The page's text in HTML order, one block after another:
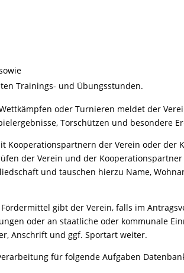
Trainings- und Übungsstunden.
oder Turnieren meldet der
Torschützen und besondere
Kooperationspartnern der Verein oder
der Verein und der
und tauschen hierzu Name,
gibt der Verein, falls im
oder an staatliche oder kommunale
Anschrift und ggf. Sportart weiter.
für folgende Aufgaben